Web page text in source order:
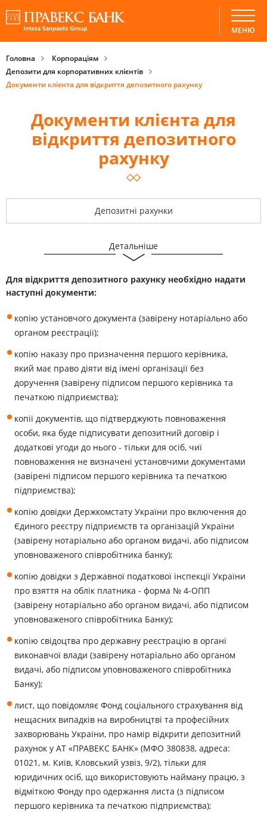
МЕНЮ
Головна
Корпораціям
Депозити для корпоративних клієнтів
Документи клієнта для відкриття депозитного рахунку
Документи клієнта для
відкриття депозитного
рахунку
Депозитні рахунки
Документи клієнта для відкриття депозитного рахунку
Детальніше
Для відкриття депозитного рахунку необхідно надати
наступні документи:
копію установчого документа (завірену нотаріально або
органом реєстрації);
копію наказу про призначення першого керівника,
який має право діяти від імені організації без
доручення (завірену підписом першого керівника та
печаткою підприємства);
копії документів, що підтверджують повноваження
особи, яка буде підписувати депозитний договір і
додаткові угоди до нього - тільки для осіб, чиї
повноваження не визначені установчими документами
(завірені підписом першого керівника та печаткою
підприємства);
копію довідки Держкомстату України про включення до
Єдиного реєстру підприємств та організацій України
(завірену нотаріально або органом видачі, або підписом
уповноваженого співробітника банку);
копію довідки з Державної податкової інспекції України
про взяття на облік платника - форма № 4-ОПП
(завірену нотаріально або органом видачі, або підписом
уповноваженого співробітника Банку);
копію свідоцтва про державну реєстрацію в органі
виконавчої влади (завірену нотаріально або органом
видачі, або підписом уповноваженого співробітника
Банку);
лист, що повідомляє Фонд соціального страхування від
нещасних випадків на виробництві та професійних
захворювань України, про намір відкрити депозитний
рахунок у АТ «ПРАВЕКС БАНК» (МФО 380838, адреса:
01021, м. Київ, Кловський узвіз, 9/2), тільки для
юридичних осіб, що використовують найману працю, з
відміткою Фонду про одержання листа (з підписом
першого керівника та печаткою підприємства);